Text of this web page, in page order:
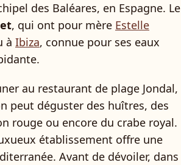
des Baléares, en Espagne. Le
, qui ont pour mère Estelle
à Ibiza, connue pour ses eaux
au restaurant de plage Jondal,
peut déguster des huîtres, des
rouge ou encore du crabe royal.
établissement offre une
Avant de dévoiler, dans